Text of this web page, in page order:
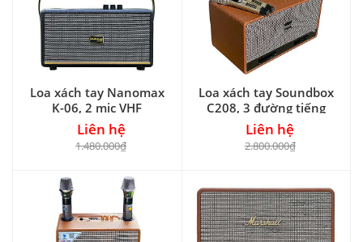
Loa xách tay Nanomax
K-06, 2 mic VHF
Liên hệ
1.480.000₫
Loa xách tay Soundbox
C208, 3 đường tiếng
Liên hệ
2.800.000₫